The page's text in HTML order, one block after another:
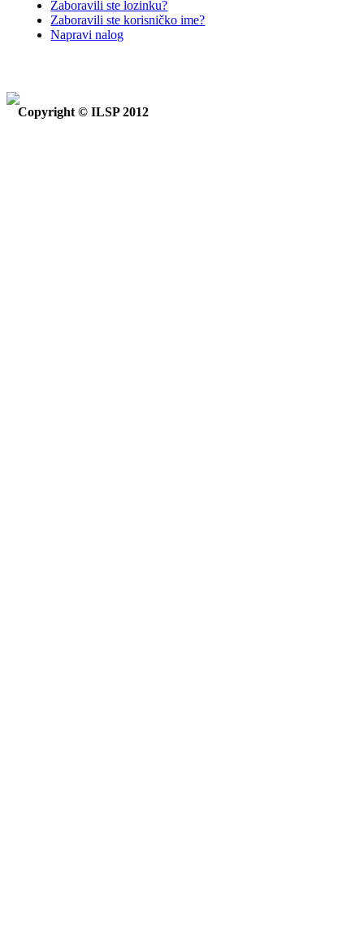
Zaboravili ste lozinku?
Zaboravili ste korisničko ime?
Napravi nalog
Copyright © ILSP 2012